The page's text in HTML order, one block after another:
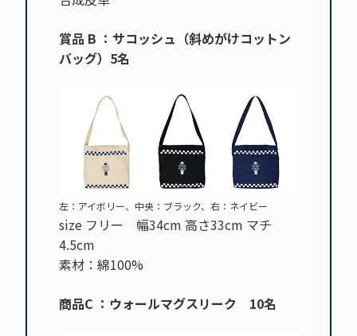
賞品 B ：サコッシュ（斜めがけコットン
バッグ）5名
左：アイボリー、中央：ブラック、右：ネイビー
size フリー 幅34cm 高さ33cm マチ
4.5cm
素材：綿100%
商品C ：ウォールマグスリーク 10名